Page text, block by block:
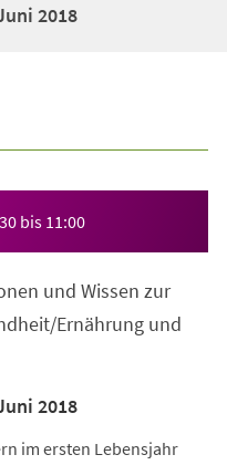
2018
bis 11:00
und Wissen zur
Ernährung und
2018
im ersten Lebensjahr